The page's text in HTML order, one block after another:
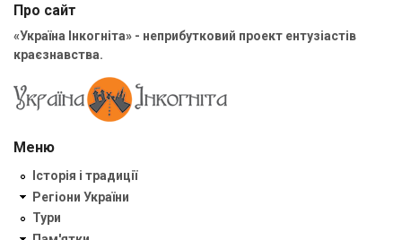
Про сайт
«Україна Інкогніта» - неприбутковий проект ентузіастів
краєзнавства.
Меню
Історія і традиції
Регіони України
Тури